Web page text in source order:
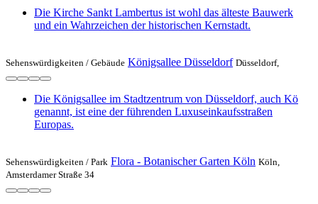
Die Kirche Sankt Lambertus ist wohl das älteste Bauwerk
und ein Wahrzeichen der historischen Kernstadt.
Sehenswürdigkeiten / Gebäude Königsallee Düsseldorf Düsseldorf,
Die Königsallee im Stadtzentrum von Düsseldorf, auch Kö
genannt, ist eine der führenden Luxuseinkaufsstraßen
Europas.
Sehenswürdigkeiten / Park Flora - Botanischer Garten Köln Köln,
Amsterdamer Straße 34